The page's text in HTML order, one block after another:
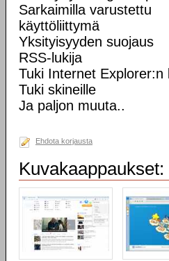
Sarkaimilla varustettu
käyttöliittymä
Yksityisyyden suojaus
RSS-lukija
Tuki Internet Explorer:n
Tuki skineille
Ja paljon muuta..
Ehdota korjausta
Kuvakaappaukset: